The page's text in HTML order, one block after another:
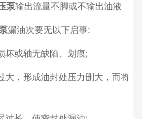
泵输出流量不脚或不输出油液
漏油次要无以下启事:
或轴无缺陷、划痕;
，形成油封处压力删大，而将